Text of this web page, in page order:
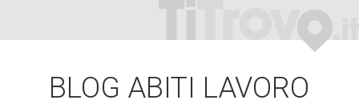
BLOG ABITI LAVORO